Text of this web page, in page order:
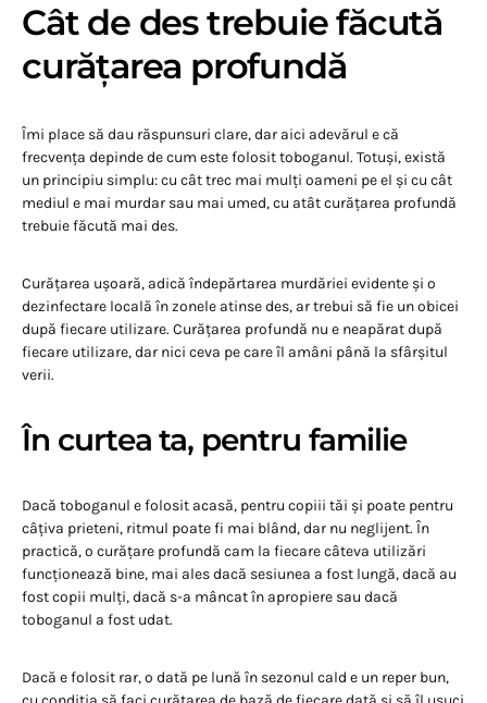
Cât de des trebuie făcută
curățarea profundă
Îmi place să dau răspunsuri clare, dar aici adevărul e că
frecvența depinde de cum este folosit toboganul. Totuși, există
un principiu simplu: cu cât trec mai mulți oameni pe el și cu cât
mediul e mai murdar sau mai umed, cu atât curățarea profundă
trebuie făcută mai des.
Curățarea ușoară, adică îndepărtarea murdăriei evidente și o
dezinfectare locală în zonele atinse des, ar trebui să fie un obicei
după fiecare utilizare. Curățarea profundă nu e neapărat după
fiecare utilizare, dar nici ceva pe care îl amâni până la sfârșitul
verii.
În curtea ta, pentru familie
Dacă toboganul e folosit acasă, pentru copiii tăi și poate pentru
câțiva prieteni, ritmul poate fi mai blând, dar nu neglijent. În
practică, o curățare profundă cam la fiecare câteva utilizări
funcționează bine, mai ales dacă sesiunea a fost lungă, dacă au
fost copii mulți, dacă s-a mâncat în apropiere sau dacă
toboganul a fost udat.
Dacă e folosit rar, o dată pe lună în sezonul cald e un reper bun,